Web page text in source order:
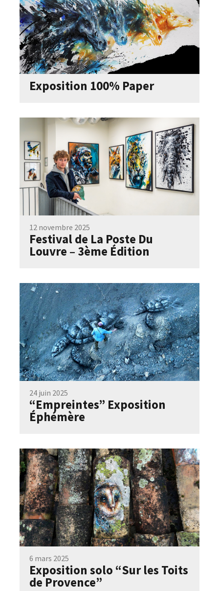
Exposition 100% Paper
12 novembre 2025
Festival de La Poste Du
Louvre – 3ème Édition
24 juin 2025
“Empreintes” Exposition
Éphémère
6 mars 2025
Exposition solo “Sur les Toits
de Provence”